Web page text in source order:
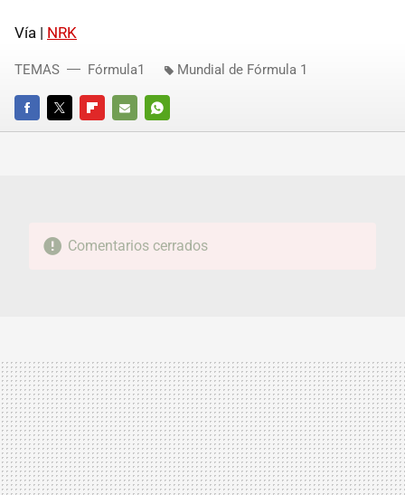
Vía | NRK
FACEBOOKTWITTERFLIPBOARD
E-
WHATSAPP
TEMAS Fórmula1 Mundial de Fórmula 1
Comentarios cerrados